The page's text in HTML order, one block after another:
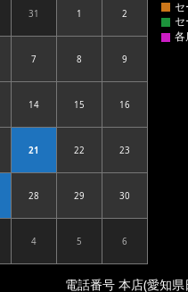
312026.07.3112026.08.01
22026.08.02
72026.08.07
82026.08.08
92026.08.09
142026.08.14152026.08.15162026.08.16
212026.08.21
222026.08.22
232026.08.23
282026.08.28
292026.08.29
302026.08.30
42026.09.0452026.09.05
62026.09.06
電話番号 本店(愛知